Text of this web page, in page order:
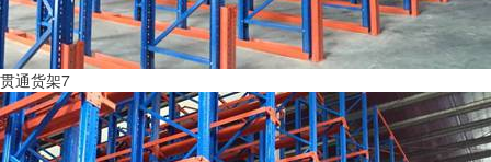
贯通货架7